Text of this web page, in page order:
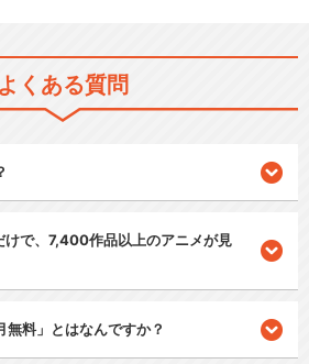
よくある質問
で、7,400作品以上のアニメが見
無料」とはなんですか？